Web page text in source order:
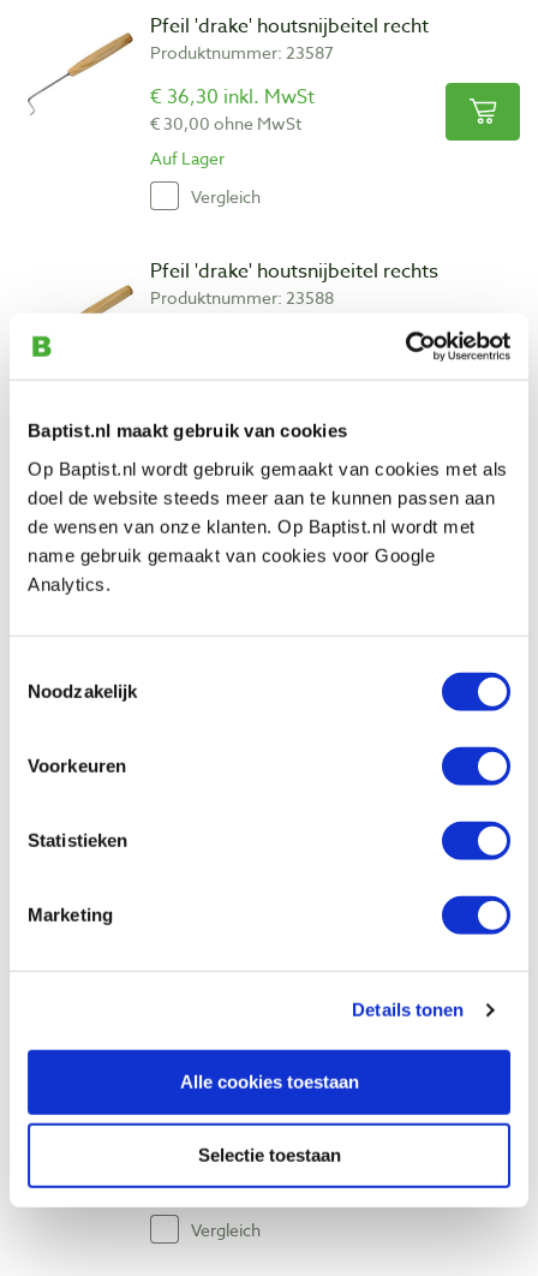
Baptist.nl maakt gebruik van cookies
Op Baptist.nl wordt gebruik gemaakt van cookies met als
doel de website steeds meer aan te kunnen passen aan
de wensen van onze klanten. Op Baptist.nl wordt met
name gebruik gemaakt van cookies voor Google
Analytics.
Noodzakelijk
Voorkeuren
Statistieken
Marketing
Details tonen
Alle cookies toestaan
Selectie toestaan
Pfeil 'drake' houtsnijbeitel recht
Produktnummer: 23587
€ 36,30 inkl. MwSt
€ 30,00 ohne MwSt
Auf Lager
Vergleich
Pfeil 'drake' houtsnijbeitel rechts
Produktnummer: 23588
Vergleich
Pfeil 'drake' houtsnijbeitel links
Produktnummer: 23589
Pfeil half maanvormig mes 125 mm
breed voor leer snijden
Produktnummer: 28538
€ 162,00 inkl. MwSt
€ 133,88 ohne MwSt
Auf Lager
Vergleich